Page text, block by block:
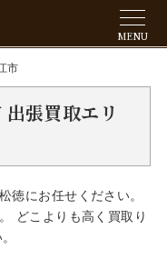
MENU
市
張買取エリ
徳にお任せください。
どこよりも高く買取り